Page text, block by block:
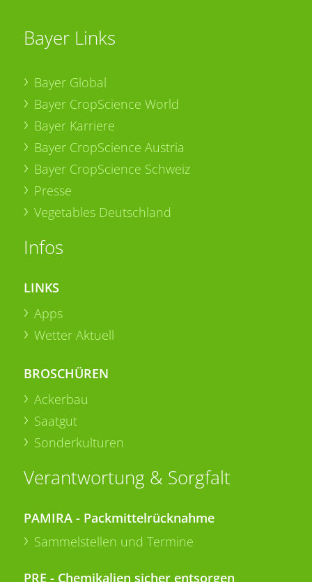
Bayer Links
Bayer Global
Bayer CropScience World
Bayer Karriere
Bayer CropScience Austria
Bayer CropScience Schweiz
Presse
Vegetables Deutschland
Infos
LINKS
Apps
Wetter Aktuell
BROSCHÜREN
Ackerbau
Saatgut
Sonderkulturen
Verantwortung & Sorgfalt
PAMIRA - Packmittelrücknahme
Sammelstellen und Termine
PRE - Chemikalien sicher entsorgen